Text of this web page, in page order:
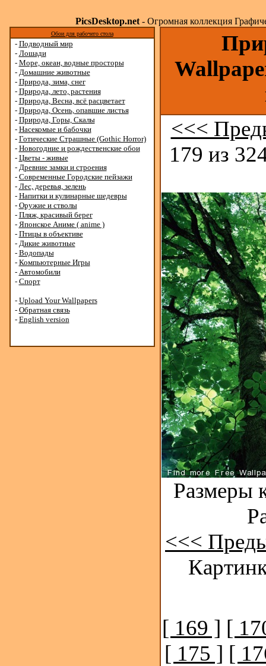
PicsDesktop.net- Огромная коллекция
Обои для рабочего стола
- Подводный мир
- Лошади
- Море, океан, водные просторы
- Домашние животные
- Природа, зима, снег
- Природа, лето, растения
- Природа, Весна, всё расцветает
- Природа, Осень, опавшие листья
- Природа, Горы, Скалы
- Насекомые и бабочки
- Готические Страшные (Gothic Horror)
- Новогодние и рождественские обои
- Цветы - живые
- Древние замки и строения
- Современные Городские пейзажи
- Лес, деревья, зелень
- Напитки и кулинарные шедевры
- Оружие и стволы
- Пляж, красивый берег
- Японское Аниме ( anime )
- Птицы в объективе
- Дикие животные
- Водопады
- Компьютерные Игры
- Автомобили
- Спорт
- Upload Your Wallpapers
- Обратная связь
- English version
<<<
179 из
Размеры
<<<
[ 169 ] [
[ 175 ] [